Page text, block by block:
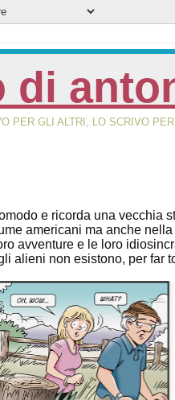
di
PER GLI ALTRI, LO SCRIVO PER
e ricorda una vecchia
americani ma anche
avventure e le loro
alieni non esistono, per far